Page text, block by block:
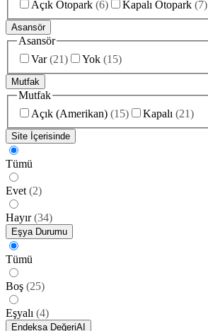
Açık Otopark (6) Kapalı Otopark (7)
Asansör
Asansör
Var (21) Yok (15)
Mutfak
Mutfak
Açık (Amerikan) (15) Kapalı (21)
Site İçerisinde
Tümü
Evet (2)
Hayır (34)
Eşya Durumu
Tümü
Boş (25)
Eşyalı (4)
Endeksa DeğeriAI